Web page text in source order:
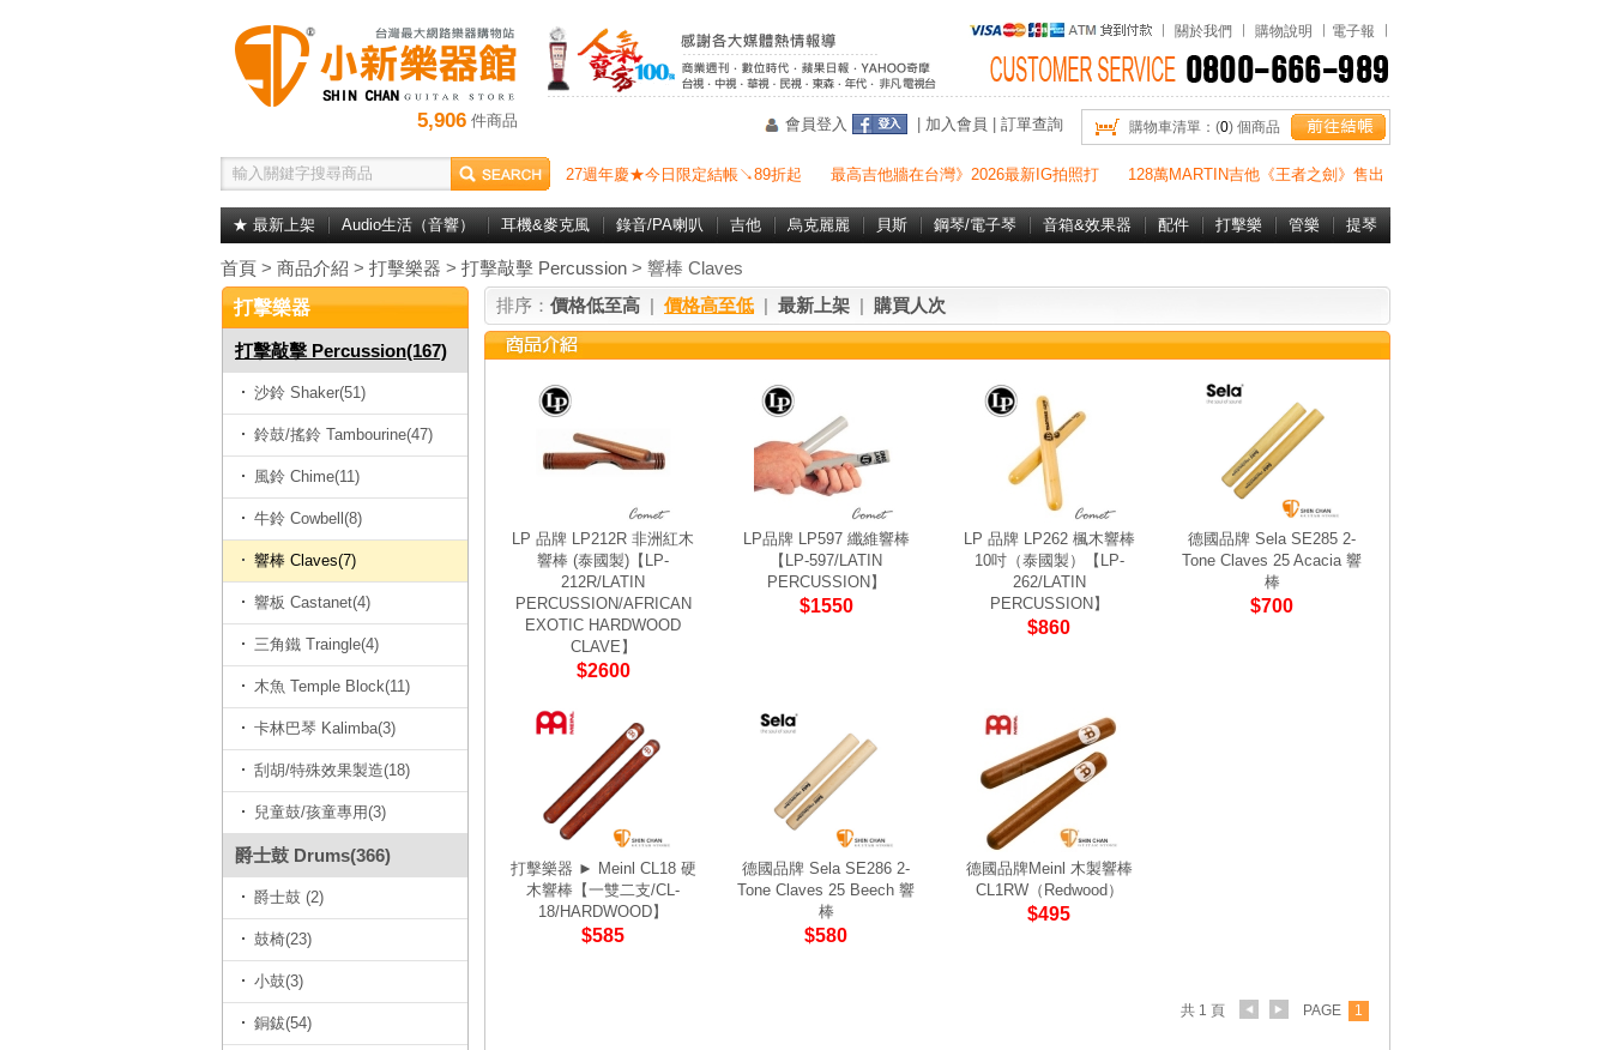
5,906 件商品
關於我們 購物說明 電子報
購物車清單：(0) 個商品
會員登入 加入會員 訂單查詢
27週年慶★今日限定結帳↘89折起 最高吉他牆在台灣》2026最新IG拍照打 128萬MARTIN吉他《王者之劍》售出
★ 最新上架 Audio生活（音響） 耳機&麥克風 錄音/PA喇叭 吉他 烏克麗麗 貝斯 鋼琴/電子琴 音箱&效果器 配件 打擊樂 管樂 提琴
首頁 > 商品介紹 > 打擊樂器 > 打擊敲擊 Percussion > 響棒 Claves
打擊樂器
打擊敲擊 Percussion(167)
沙鈴 Shaker(51)
鈴鼓/搖鈴 Tambourine(47)
風鈴 Chime(11)
牛鈴 Cowbell(8)
響棒 Claves(7)
響板 Castanet(4)
三角鐵 Traingle(4)
木魚 Temple Block(11)
卡林巴琴 Kalimba(3)
刮胡/特殊效果製造(18)
兒童鼓/孩童專用(3)
爵士鼓 Drums(366)
爵士鼓 (2)
鼓椅(23)
小鼓(3)
銅鈸(54)
排序： 價格低至高 | 價格高至低 | 最新上架 | 購買人次
LP 品牌 LP212R 非洲紅木
響棒 (泰國製)【LP-
212R/LATIN
PERCUSSION/AFRICAN
EXOTIC HARDWOOD
CLAVE】
$2600
LP品牌 LP597 纖維響棒
【LP-597/LATIN
PERCUSSION】
$1550
LP 品牌 LP262 楓木響棒
10吋（泰國製）【LP-
262/LATIN
PERCUSSION】
$860
德國品牌 Sela SE285 2-
Tone Claves 25 Acacia 響
棒
$700
打擊樂器 ► Meinl CL18 硬
木響棒【一雙二支/CL-
18/HARDWOOD】
$585
德國品牌 Sela SE286 2-
Tone Claves 25 Beech 響
棒
$580
德國品牌Meinl 木製響棒
CL1RW（Redwood）
$495
共 1 頁 PAGE 1